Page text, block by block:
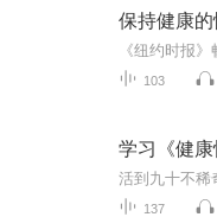
保持健康
103
学习《健康
137